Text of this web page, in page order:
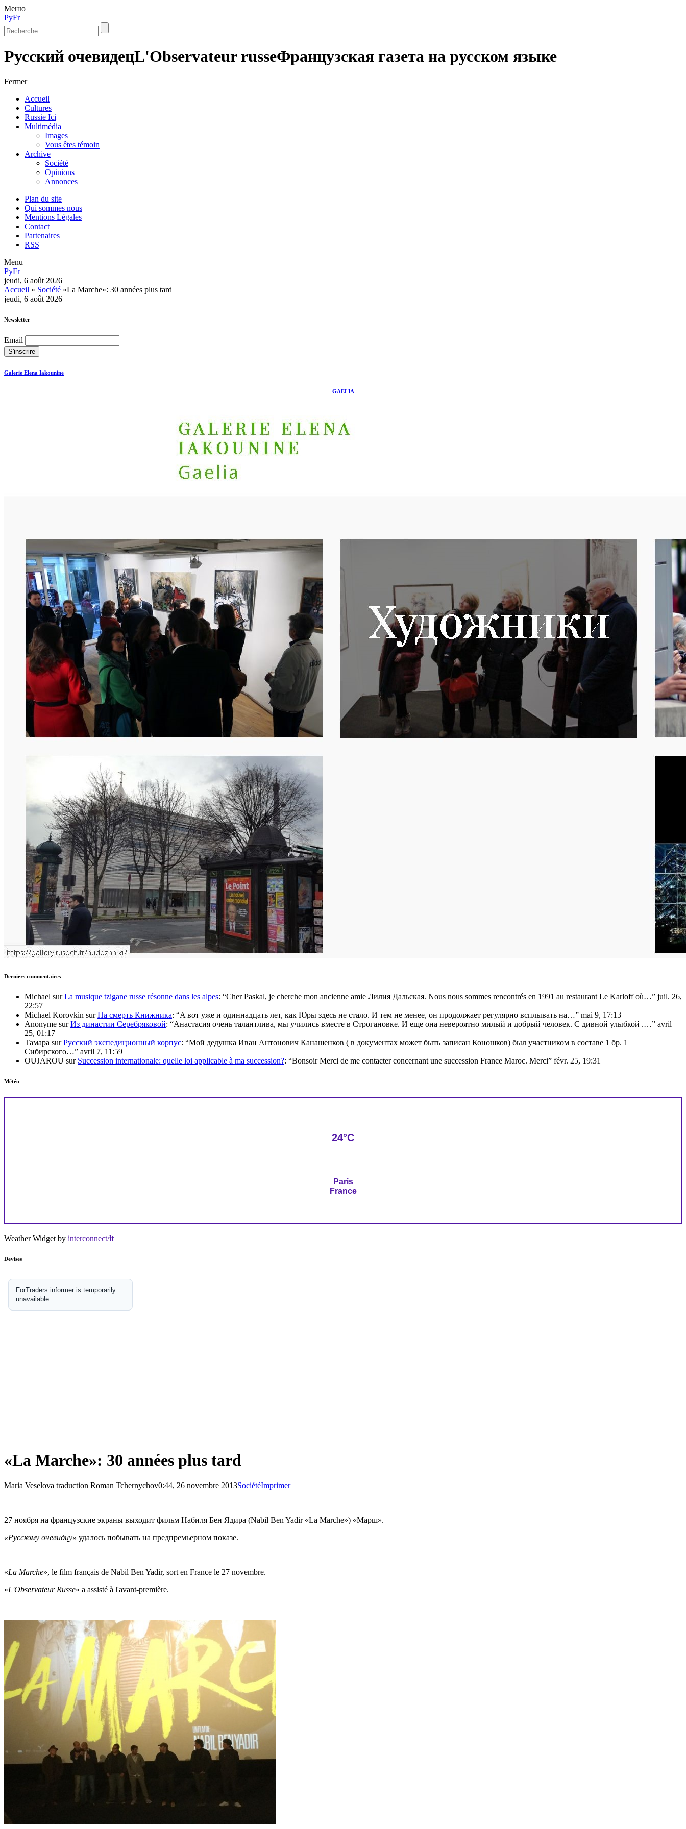
Меню
РуFr
Русский очевидецL'Observateur russeФранцузская газета на русском языке
Fermer
Accueil
Cultures
Russie Ici
Multimédia
Images
Vous êtes témoin
Archive
Société
Opinions
Annonces
Plan du site
Qui sommes nous
Mentions Légales
Contact
Partenaires
RSS
Menu
РуFr
jeudi, 6 août 2026
Accueil » Société «La Marche»: 30 années plus tard
jeudi, 6 août 2026
Newsletter
Email
Galerie Elena Iakounine
GAELIA
Derniers commentaires
Michael surLa musique tzigane russe résonne dans les alpes: “Cher Paskal, je cherche mon ancienne amie Лилия Дальская. Nous nous sommes rencontrés en 1991 au restaurant Le Karloff où…” juil. 26,
22:57
Michael Korovkin surНа смерть Книжника: “A вот уже и одиннадцать лет, как Юры здесь не стало. И тем не менее, он продолжает регулярно всплывать на…” mai 9, 17:13
Anonyme surИз династии Серебряковой: “Анастасия очень талантлива, мы учились вместе в Строгановке. И еще она невероятно милый и добрый человек. С дивной улыбкой .…” avril
25, 01:17
Тамара surРусский экспедиционный корпус: “Мой дедушка Иван Антонович Канашенков ( в документах может быть записан Коношков) был участником в составе 1 бр. 1
Сибирского…” avril 7, 11:59
OUJAROU sur Succession internationale: quelle loi applicable à ma succession?: “Bonsoir Merci de me contacter concernant une succession France Maroc. Merci” févr. 25, 19:31
Météo
24°C
Paris
France
Weather Widget by interconnect/it
Devises
«La Marche»: 30 années plus tard
Maria Veselova traduction Roman Tchernychov0:44, 26 novembre 2013SociétéImprimer
27 ноября на французские экраны выходит фильм Набиля Бен Ядира (Nabil Ben Yadir «La Marche») «Марш».
«Русскому очевидцу» удалось побывать на предпремьерном показе.
«La Marche», le film français de Nabil Ben Yadir, sort en France le 27 novembre.
«L'Observateur Russe» a assisté à l'avant-première.